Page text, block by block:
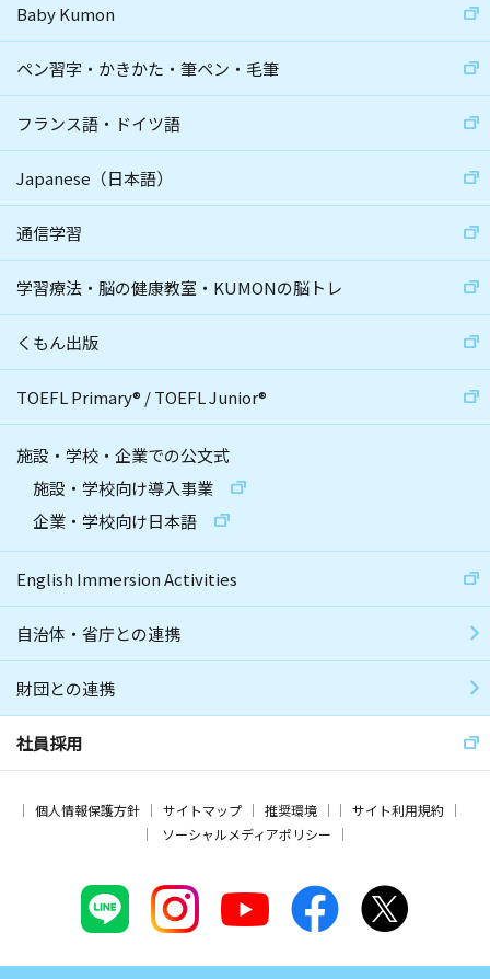
Baby Kumon
ペン習字・かきかた・筆ペン・毛筆
フランス語・ドイツ語
Japanese（日本語）
通信学習
学習療法・脳の健康教室・KUMONの脳トレ
くもん出版
TOEFL Primary® /TOEFL Junior®
施設・学校・企業での公文式
施設・学校向け導入事業
企業・学校向け日本語
English Immersion Activities
自治体・省庁との連携
財団との連携
社員採用
個人情報保護方針 サイトマップ 推奨環境
サイト利用規約
ソーシャルメディアポリシー